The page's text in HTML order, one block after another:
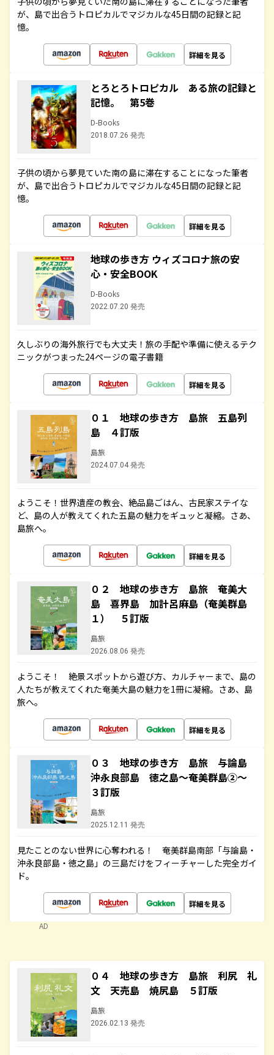
が、島で出合うトロピカルでマジカルな45日間の記録と記
憶。
詳細を見る
とろとろトロピカル ある旅の記録と
記憶。 第5巻
D-Books
2018.07.26 発売
子供の頃から夢見ていた南の島に滞在することになった筆者
が、島で出合うトロピカルでマジカルな45日間の記録と記
憶。
詳細を見る
地球の歩き方 ウィズコロナ旅の安
心・安全BOOK
D-Books
2022.07.20 発売
久しぶりの海外旅行でも大丈夫！旅の手配や準備に使えるテク
ニックがつまった24ページの電子書籍
詳細を見る
０１ 地球の歩き方 島旅 五島列
島 ４訂版
島旅
2024.07.04 発売
ようこそ！世界遺産の教会、絶品島ごはん、古民家ステイな
ど、島の人が教えてくれた五島の魅力をギュッと凝縮。さあ、
島旅へ。
詳細を見る
０２ 地球の歩き方 島旅 奄美大
島 喜界島 加計呂麻島（奄美群島
１） ５訂版
島旅
2026.08.06 発売
ようこそ！ 絶景スポットから遊び方、カルチャーまで、島の
人たちが教えてくれた奄美大島の魅力を1冊に凝縮。さあ、島
旅へ。
詳細を見る
０３ 地球の歩き方 島旅 与論島
沖永良部島 徳之島～奄美群島②～
３訂版
島旅
2025.12.11 発売
見たことのない世界に心奪われる！ 奄美群島南部「与論島・
沖永良部島・徳之島」の三島だけをフィーチャーした完全ガイ
ド。
詳細を見る
AD
０４ 地球の歩き方 島旅 利尻 礼
文 天売島 焼尻島 ５訂版
島旅
2026.02.13 発売